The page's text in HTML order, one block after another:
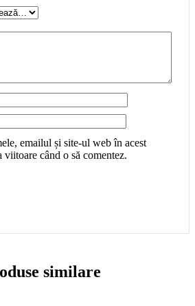
emailul și site-ul web în acest
viitoare când o să comentez.
similare